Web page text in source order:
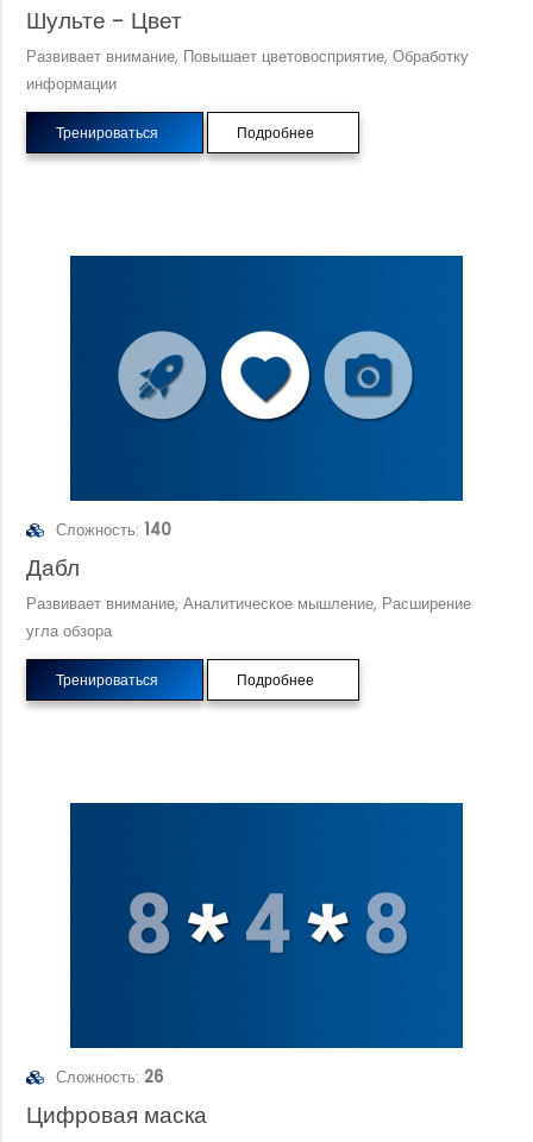
Шульте - Цвет
Развивает внимание, Повышает цветовосприятие, Обработку
информации
Тренироваться Подробнее
Сложность:140
Дабл
Развивает внимание, Аналитическое мышление, Расширение
угла обзора
Тренироваться Подробнее
Сложность: 26
Цифровая маска